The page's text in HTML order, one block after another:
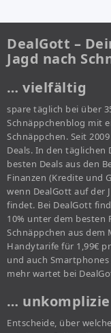
DealGott –
Jagd nach
… vielfältig
spare täglich bei über
Schnäppchenblog mit
Schnäppchen. Seit
Deals. In den
besten Deals aus den
Finanzen (Kredite und
wenn DealGott auf der
findet. Bei DealGott
10% unter dem besten
Schnäppchen aus
Handytarife für 1,99€
und auch
mehr wartet bei
…
Entscheide, über